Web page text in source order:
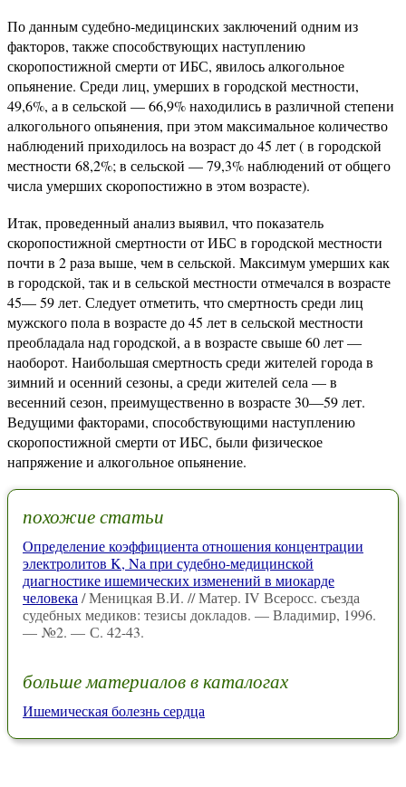
По данным судебно-медицинских заключений одним из
факторов, также способствующих наступлению
скоропостижной смерти от ИБС, явилось алкогольное
опьянение. Среди лиц, умерших в городской местности,
49,6%, а в сельской — 66,9% находились в различной степени
алкогольного опьянения, при этом максимальное количество
наблюдений приходилось на возраст до 45 лет ( в городской
местности 68,2%; в сельской — 79,3% наблюдений от общего
числа умерших скоропостижно в этом возрасте).
Итак, проведенный анализ выявил, что показатель
скоропостижной смертности от ИБС в городской местности
почти в 2 раза выше, чем в сельской. Максимум умерших как
в городской, так и в сельской местности отмечался в возрасте
45— 59 лет. Следует отметить, что смертность среди лиц
мужского пола в возрасте до 45 лет в сельской местности
преобладала над городской, а в возрасте свыше 60 лет —
наоборот. Наибольшая смертность среди жителей города в
зимний и осенний сезоны, а среди жителей села — в
весенний сезон, преимущественно в возрасте 30—59 лет.
Ведущими факторами, способствующими наступлению
скоропостижной смерти от ИБС, были физическое
напряжение и алкогольное опьянение.
похожие статьи
Определение коэффициента отношения концентрации
электролитов K, Na при судебно-медицинской
диагностике ишемических изменений в миокарде
человека/ Меницкая В.И. // Матер. IV Всеросс. съезда
судебных медиков: тезисы докладов. — Владимир, 1996.
— №2. — С. 42-43.
больше материалов в каталогах
Ишемическая болезнь сердца